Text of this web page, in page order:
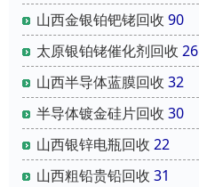
山西金银铂钯铑回收 90
太原银铂铑催化剂回收 26
山西半导体蓝膜回收 32
半导体镀金硅片回收 30
山西银锌电瓶回收 22
山西粗铅贵铅回收 31